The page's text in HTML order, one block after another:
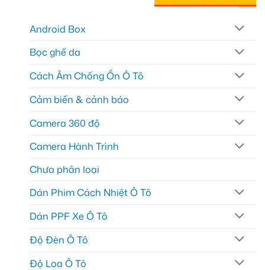
Android Box
Bọc ghế da
Cách Âm Chống Ồn Ô Tô
Cảm biến & cảnh báo
Camera 360 độ
Camera Hành Trình
Chưa phân loại
Dán Phim Cách Nhiệt Ô Tô
Dán PPF Xe Ô Tô
Độ Đèn Ô Tô
Độ Loa Ô Tô